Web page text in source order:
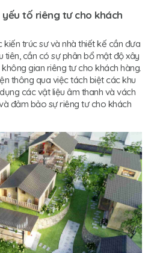
tố riêng tư cho khách
trúc sư và nhà thiết kế cần đưa
tiên, cần có sự phân bổ mật độ xây
gian riêng tư cho khách hàng.
thông qua việc tách biệt các khu
các vật liệu âm thanh và vách
đảm bảo sự riêng tư cho khách